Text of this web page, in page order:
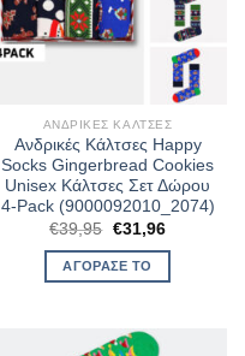
ΑΝΔΡΙΚΈΣ ΚΆΛΤΣΕΣ
Ανδρικές Κάλτσες Happy
Socks Gingerbread Cookies
Unisex Κάλτσες Σετ Δώρου
4-Pack (9000092010_2074)
€39,95 Original
price
was:
€39,95.
€31,96Η
τιμή
ΑΓΌΡΑΣΈ ΤΟ